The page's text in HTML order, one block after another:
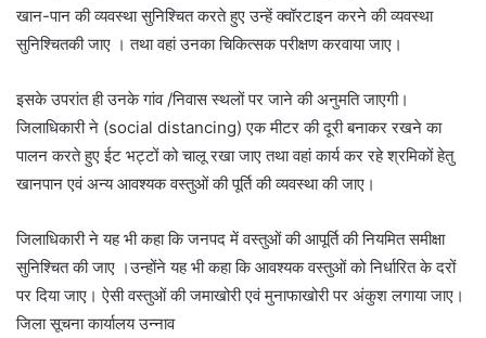
खान-पान की व्यवस्था सुनिश्चित करते हुए उन्हें क्वॉरटाइन करने की व्यवस्था
सुनिश्चितकी जाए । तथा वहां उनका चिकित्सक परीक्षण करवाया जाए।
इसके उपरांत ही उनके गांव /निवास स्थलों पर जाने की अनुमति जाएगी।
जिलाधिकारी ने (social distancing) एक मीटर की दूरी बनाकर रखने का
पालन करते हुए ईट भट्टों को चालू रखा जाए तथा वहां कार्य कर रहे श्रमिकों हेतु
खानपान एवं अन्य आवश्यक वस्तुओं की पूर्ति की व्यवस्था की जाए।
जिलाधिकारी ने यह भी कहा कि जनपद में वस्तुओं की आपूर्ति की नियमित समीक्षा
सुनिश्चित की जाए ।उन्होंने यह भी कहा कि आवश्यक वस्तुओं को निर्धारित के दरों
पर दिया जाए। ऐसी वस्तुओं की जमाखोरी एवं मुनाफाखोरी पर अंकुश लगाया जाए।
जिला सूचना कार्यालय उन्नाव